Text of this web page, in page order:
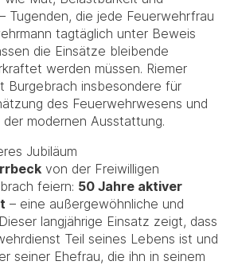
Tugenden, die jede Feuerwehrfrau
tagtäglich unter Beweis
die Einsätze bleibende
werden müssen. Riemer
Burgebrach insbesondere für
des Feuerwehrwesens und
modernen Ausstattung.
Jubiläum
von der Freiwilligen
feiern: 50 Jahre aktiver
– eine außergewöhnliche und
langjährige Einsatz zeigt, dass
Teil seines Lebens ist und
seiner Ehefrau, die ihn in seinem